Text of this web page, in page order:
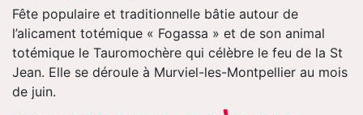
Fête populaire et traditionnelle bâtie autour de
l’alicament totémique « Fogassa » et de son animal
totémique le Tauromochère qui célèbre le feu de la St
Jean. Elle se déroule à Murviel-les-Montpellier au mois
de juin.